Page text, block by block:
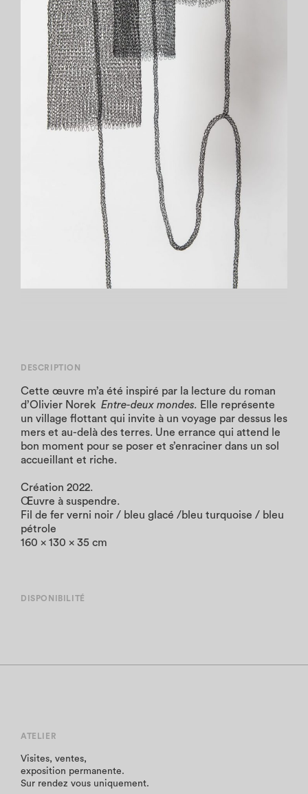
DESCRIPTION
Cette œuvre m’a été inspiré par la lecture du roman
d’Olivier Norek Entre-deux mondes. Elle représente
un village flottant qui invite à un voyage par dessus les
mers et au-delà des terres. Une errance qui attend le
bon moment pour se poser et s’enraciner dans un sol
accueillant et riche.
Création 2022.
Œuvre à suspendre.
Fil de fer verni noir / bleu glacé /bleu turquoise / bleu
pétrole
160 x 130 x 35 cm
DISPONIBILITÉ
ATELIER
Visites, ventes,
exposition permanente.
Sur rendez vous uniquement.